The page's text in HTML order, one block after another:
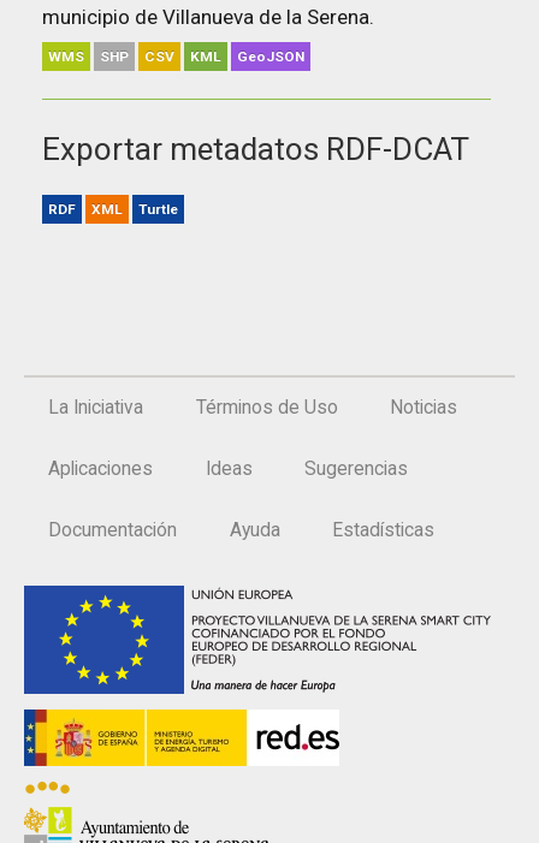
municipio de Villanueva de la Serena.
WMS SHP CSV KML GeoJSON
Exportar metadatos RDF-DCAT
RDF XML Turtle
La Iniciativa Términos de Uso Noticias
Aplicaciones Ideas Sugerencias
Documentación Ayuda Estadísticas